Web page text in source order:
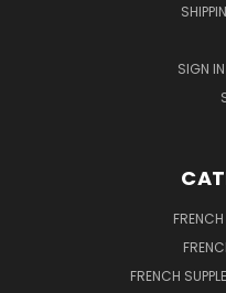
SIGN IN
FRENCH